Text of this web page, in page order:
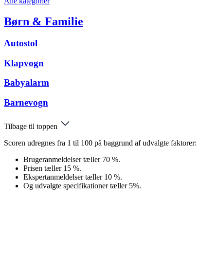
Børn & Familie
Autostol
Klapvogn
Babyalarm
Barnevogn
Tilbage til toppen
Scoren udregnes fra 1 til 100 på baggrund af udvalgte faktorer:
Brugeranmeldelser tæller 70 %.
Prisen tæller 15 %.
Ekspertanmeldelser tæller 10 %.
Og udvalgte specifikationer tæller 5%.